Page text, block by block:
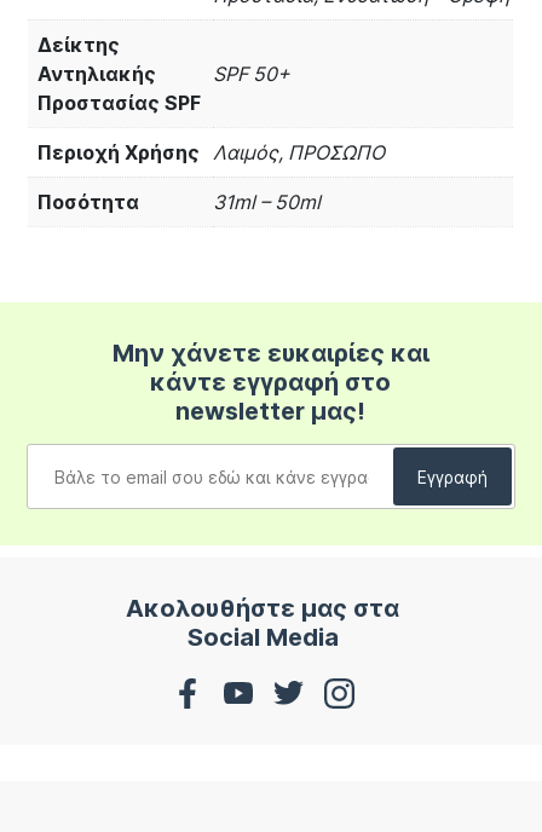
Δείκτης
Αντηλιακής
Προστασίας SPF
SPF 50+
Περιοχή Χρήσης Λαιμός, ΠΡΟΣΩΠΟ
Ποσότητα 31ml – 50ml
Μην χάνετε ευκαιρίες και
κάντε εγγραφή στο
newsletter μας!
Ακολουθήστε μας στα
Social Media